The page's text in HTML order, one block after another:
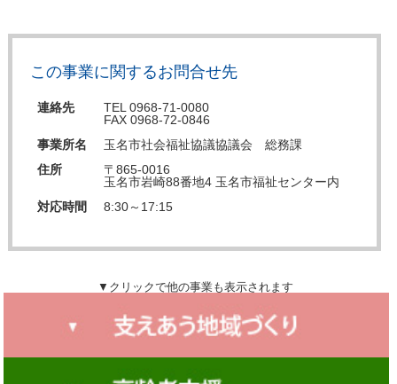
この事業に関するお問合せ先
連絡先
TEL 0968-71-0080
FAX 0968-72-0846
事業所名
玉名市社会福祉協議協議会 総務課
住所
〒865-0016
玉名市岩崎88番地4 玉名市福祉センター内
対応時間
8:30～17:15
▼クリックで他の事業も表示されます